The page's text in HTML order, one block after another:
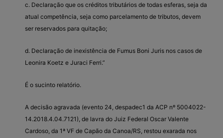
c. Declaração que os créditos tributários de todas esferas, seja da
atual competência, seja como parcelamento de tributos, devem
ser reservados para quitação;
d. Declaração de inexistência de Fumus Boni Juris nos casos de
Leonira Koetz e Juraci Ferri.”
É o sucinto relatório.
A decisão agravada (evento 24, despadec1 da ACP nº 5004022-
14.2018.4.04.7121), de lavra do Juiz Federal Oscar Valente
Cardoso, da 1ª VF de Capão da Canoa/RS, restou exarada nos